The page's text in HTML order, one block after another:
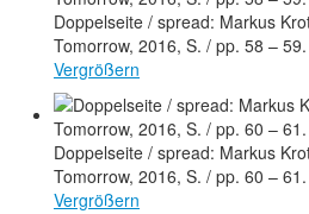
Doppelseite / spread: Markus
Tomorrow, 2016, S. / pp. 58 – 59.
Vergrößern
Doppelseite / spread: Markus
Tomorrow, 2016, S. / pp. 60 – 61.
Vergrößern